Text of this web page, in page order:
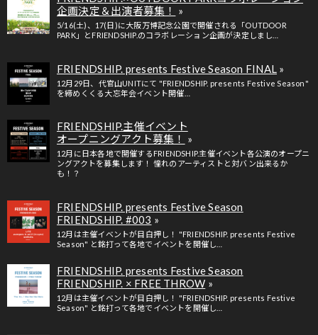
企画決定＆出演者募集！
5/16(土)、17(日)に大阪万博記念公園で開催される「OUTDOOR
PARK」とFRIENDSHIP.のコラボレーション企画が決定しまし…
FRIENDSHIP. presents Festive Season FINAL
12月29日、代官山UNITにて "FRIENDSHIP. presents Festive Season"
を締めくくる大忘年会イベント開催…
FRIENDSHIP.主催イベント
オープニングアクト募集！
12月に日本各地で開催するFRIENDSHIP.主催イベント各公演のオープニ
ングアクトを募集します！ 憧れのアーティストと対バン出来るか
も！？
FRIENDSHIP. presents Festive Season
FRIENDSHIP. #003
12月は主催イベントが目白押し！ "FRIENDSHIP. presents Festive
Season" と銘打って各地でイベントを開催し…
FRIENDSHIP. presents Festive Season
FRIENDSHIP. × FREE THROW
12月は主催イベントが目白押し！ "FRIENDSHIP. presents Festive
Season" と銘打って各地でイベントを開催し…